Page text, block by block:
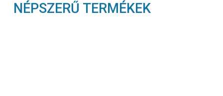
NÉPSZERŰ TERMÉKEK